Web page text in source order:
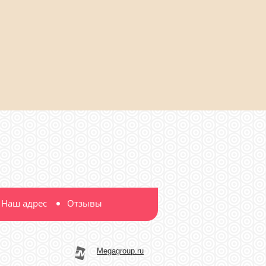
Наш адрес Отзывы
Megagroup.ru